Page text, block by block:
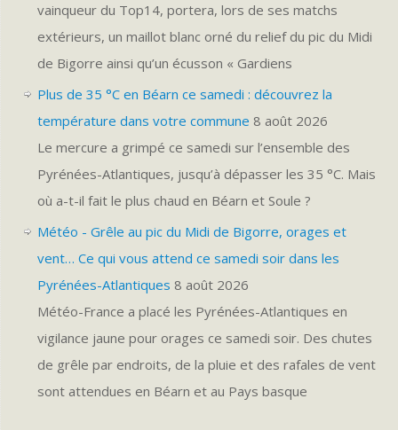
vainqueur du Top14, portera, lors de ses matchs
extérieurs, un maillot blanc orné du relief du pic du Midi
de Bigorre ainsi qu’un écusson « Gardiens
Plus de 35 °C en Béarn ce samedi : découvrez la
température dans votre commune 8 août 2026
Le mercure a grimpé ce samedi sur l’ensemble des
Pyrénées-Atlantiques, jusqu’à dépasser les 35 °C. Mais
où a-t-il fait le plus chaud en Béarn et Soule ?
Météo - Grêle au pic du Midi de Bigorre, orages et
vent… Ce qui vous attend ce samedi soir dans les
Pyrénées-Atlantiques 8 août 2026
Météo-France a placé les Pyrénées-Atlantiques en
vigilance jaune pour orages ce samedi soir. Des chutes
de grêle par endroits, de la pluie et des rafales de vent
sont attendues en Béarn et au Pays basque